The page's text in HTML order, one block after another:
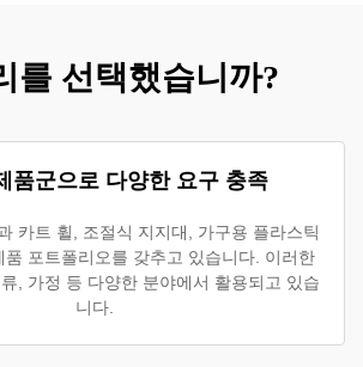
를 선택했습니까?
품군으로 다양한 요구 충족
카트 휠, 조절식 지지대, 가구용 플라스틱
품 포트폴리오를 갖추고 있습니다. 이러한
, 가정 등 다양한 분야에서 활용되고 있습
니다.